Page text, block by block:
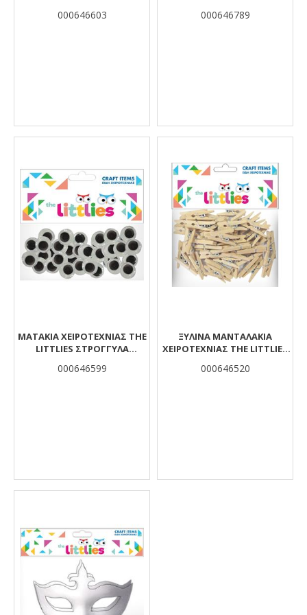
45X8MM-30X10MM 150 ΤΜΧ.
000646603 000646789
ΜΑΤΆΚΙΑ ΧΕΙΡΟΤΕΧΝΊΑΣ THE
LITTLIES ΣΤΡΌΓΓΥΛΑ
000646599
ΞΎΛΙΝΑ ΜΑΝΤΑΛΆΚΙΑ
ΧΕΙΡΟΤΕΧΝΊΑΣ THE LITTLIES
000646520